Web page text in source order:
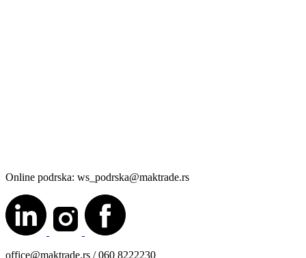
Online podrska: ws_podrska@maktrade.rs
office@maktrade.rs / 060 8222230